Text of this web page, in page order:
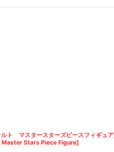
ルト マスタースターズピースフィギュ
Stars Piece Figure]